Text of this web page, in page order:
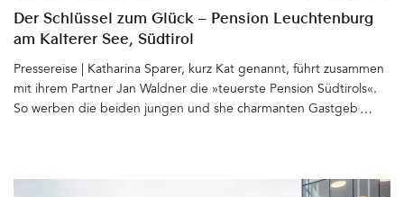
Der Schlüssel zum Glück – Pension Leuchtenburg
am Kalterer See, Südtirol
Pressereise | Katharina Sparer, kurz Kat genannt, führt zusammen
mit ihrem Partner Jan Waldner die »teuerste Pension Südtirols«.
So werben die beiden jungen und she charmanten Gastgeber für
deren Ruine bis heute oberhalb von Klughammer thront, gibt es